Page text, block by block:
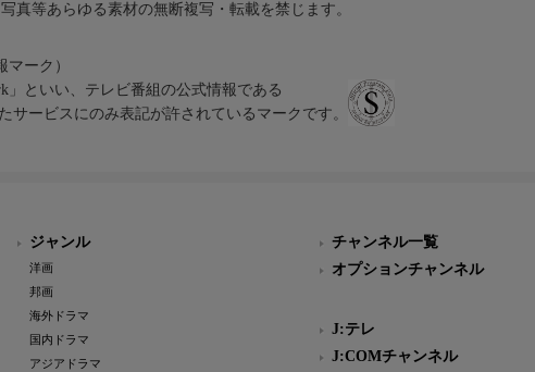
真等あらゆる素材の無断複写・転載を禁じます。
ーク）
」といい、テレビ番組の公式情報である
サービスにのみ表記が許されているマークです。
ジャンル
洋画
邦画
海外ドラマ
国内ドラマ
アジアドラマ
チャンネル一覧
オプションチャンネル
J:テレ
J:COMチャンネル